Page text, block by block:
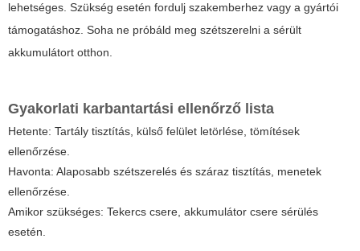
lehetséges. Szükség esetén fordulj szakemberhez vagy a gyártói
támogatáshoz. Soha ne próbáld meg szétszerelni a sérült
akkumulátort otthon.
Gyakorlati karbantartási ellenőrző lista
Hetente: Tartály tisztítás, külső felület letörlése, tömítések
ellenőrzése.
Havonta: Alaposabb szétszerelés és száraz tisztítás, menetek
ellenőrzése.
Amikor szükséges: Tekercs csere, akkumulátor csere sérülés
esetén.